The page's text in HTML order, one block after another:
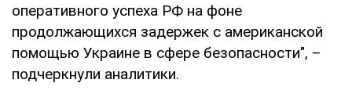
оперативного успеха РФ на фоне
продолжающихся задержек с американской
помощью Украине в сфере безопасности", –
подчеркнули аналитики.